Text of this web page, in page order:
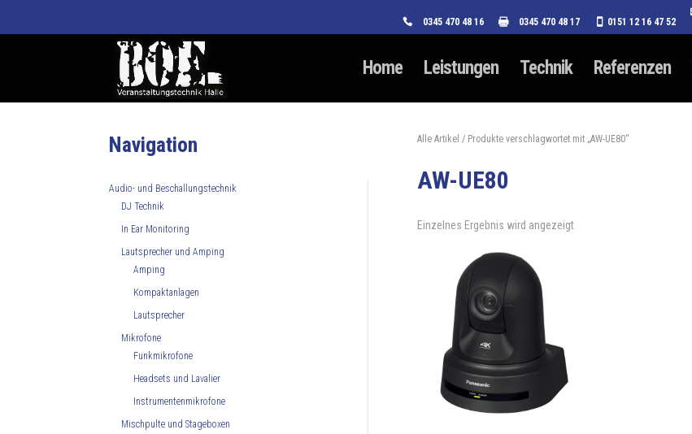
0345 470 48 16 0345 470 48 17 0151 12 16 47 52
Home Leistungen Technik Referenzen
Navigation
Audio- und Beschallungstechnik
DJ Technik
In Ear Monitoring
Lautsprecher und Amping
Amping
Kompaktanlagen
Lautsprecher
Mikrofone
Funkmikrofone
Headsets und Lavalier
Instrumentenmikrofone
Mischpulte und Stageboxen
Alle Artikel / Produkte verschlagwortet mit „AW-UE80“
AW-UE80
Einzelnes Ergebnis wird angezeigt